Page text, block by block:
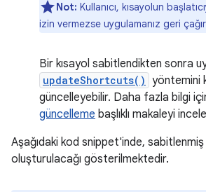
Not: Kullanıcı, kısayolun
izin vermezse uygulamanız geri
Bir kısayol sabitlendikten sonra
updateShortcuts() yöntemini
güncelleyebilir. Daha fazla bilgi
güncelleme başlıklı makaleyi
Aşağıdaki kod snippet'inde, sabitlenmiş
oluşturulacağı gösterilmektedir.